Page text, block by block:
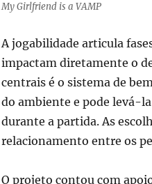
My Girlfriend is a VAMP
A jogabilidade articula
impactam diretamente o
centrais é o sistema de
do ambiente e pode levá-
durante a partida. As
relacionamento entre os
O projeto contou com